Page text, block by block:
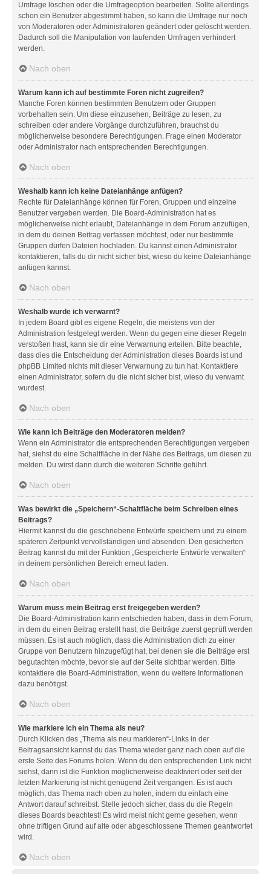
Umfrage löschen oder die Umfrageoption bearbeiten. Sollte allerdings
schon ein Benutzer abgestimmt haben, so kann die Umfrage nur noch
von Moderatoren oder Administratoren geändert oder gelöscht werden.
Dadurch soll die Manipulation von laufenden Umfragen verhindert
werden.
Nach oben
Warum kann ich auf bestimmte Foren nicht zugreifen?
Manche Foren können bestimmten Benutzern oder Gruppen
vorbehalten sein. Um diese einzusehen, Beiträge zu lesen, zu
schreiben oder andere Vorgänge durchzuführen, brauchst du
möglicherweise besondere Berechtigungen. Frage einen Moderator
oder Administrator nach entsprechenden Berechtigungen.
Nach oben
Weshalb kann ich keine Dateianhänge anfügen?
Rechte für Dateianhänge können für Foren, Gruppen und einzelne
Benutzer vergeben werden. Die Board-Administration hat es
möglicherweise nicht erlaubt, Dateianhänge in dem Forum anzufügen,
in dem du deinen Beitrag verfassen möchtest, oder nur bestimmte
Gruppen dürfen Dateien hochladen. Du kannst einen Administrator
kontaktieren, falls du dir nicht sicher bist, wieso du keine Dateianhänge
anfügen kannst.
Nach oben
Weshalb wurde ich verwarnt?
In jedem Board gibt es eigene Regeln, die meistens von der
Administration festgelegt werden. Wenn du gegen eine dieser Regeln
verstoßen hast, kann sie dir eine Verwarnung erteilen. Bitte beachte,
dass dies die Entscheidung der Administration dieses Boards ist und
phpBB Limited nichts mit dieser Verwarnung zu tun hat. Kontaktiere
einen Administrator, sofern du die nicht sicher bist, wieso du verwarnt
wurdest.
Nach oben
Wie kann ich Beiträge den Moderatoren melden?
Wenn ein Administrator die entsprechenden Berechtigungen vergeben
hat, siehst du eine Schaltfläche in der Nähe des Beitrags, um diesen zu
melden. Du wirst dann durch die weiteren Schritte geführt.
Nach oben
Was bewirkt die „Speichern“-Schaltfläche beim Schreiben eines
Beitrags?
Hiermit kannst du die geschriebene Entwürfe speichern und zu einem
späteren Zeitpunkt vervollständigen und absenden. Den gesicherten
Beitrag kannst du mit der Funktion „Gespeicherte Entwürfe verwalten“
in deinem persönlichen Bereich erneut laden.
Nach oben
Warum muss mein Beitrag erst freigegeben werden?
Die Board-Administration kann entschieden haben, dass in dem Forum,
in dem du einen Beitrag erstellt hast, die Beiträge zuerst geprüft werden
müssen. Es ist auch möglich, dass die Administration dich zu einer
Gruppe von Benutzern hinzugefügt hat, bei denen sie die Beiträge erst
begutachten möchte, bevor sie auf der Seite sichtbar werden. Bitte
kontaktiere die Board-Administration, wenn du weitere Informationen
dazu benötigst.
Nach oben
Wie markiere ich ein Thema als neu?
Durch Klicken des „Thema als neu markieren“-Links in der
Beitragsansicht kannst du das Thema wieder ganz nach oben auf die
erste Seite des Forums holen. Wenn du den entsprechenden Link nicht
siehst, dann ist die Funktion möglicherweise deaktiviert oder seit der
letzten Markierung ist nicht genügend Zeit vergangen. Es ist auch
möglich, das Thema nach oben zu holen, indem du einfach eine
Antwort darauf schreibst. Stelle jedoch sicher, dass du die Regeln
dieses Boards beachtest! Es wird meist nicht gerne gesehen, wenn
ohne triftigen Grund auf alte oder abgeschlossene Themen geantwortet
wird.
Nach oben